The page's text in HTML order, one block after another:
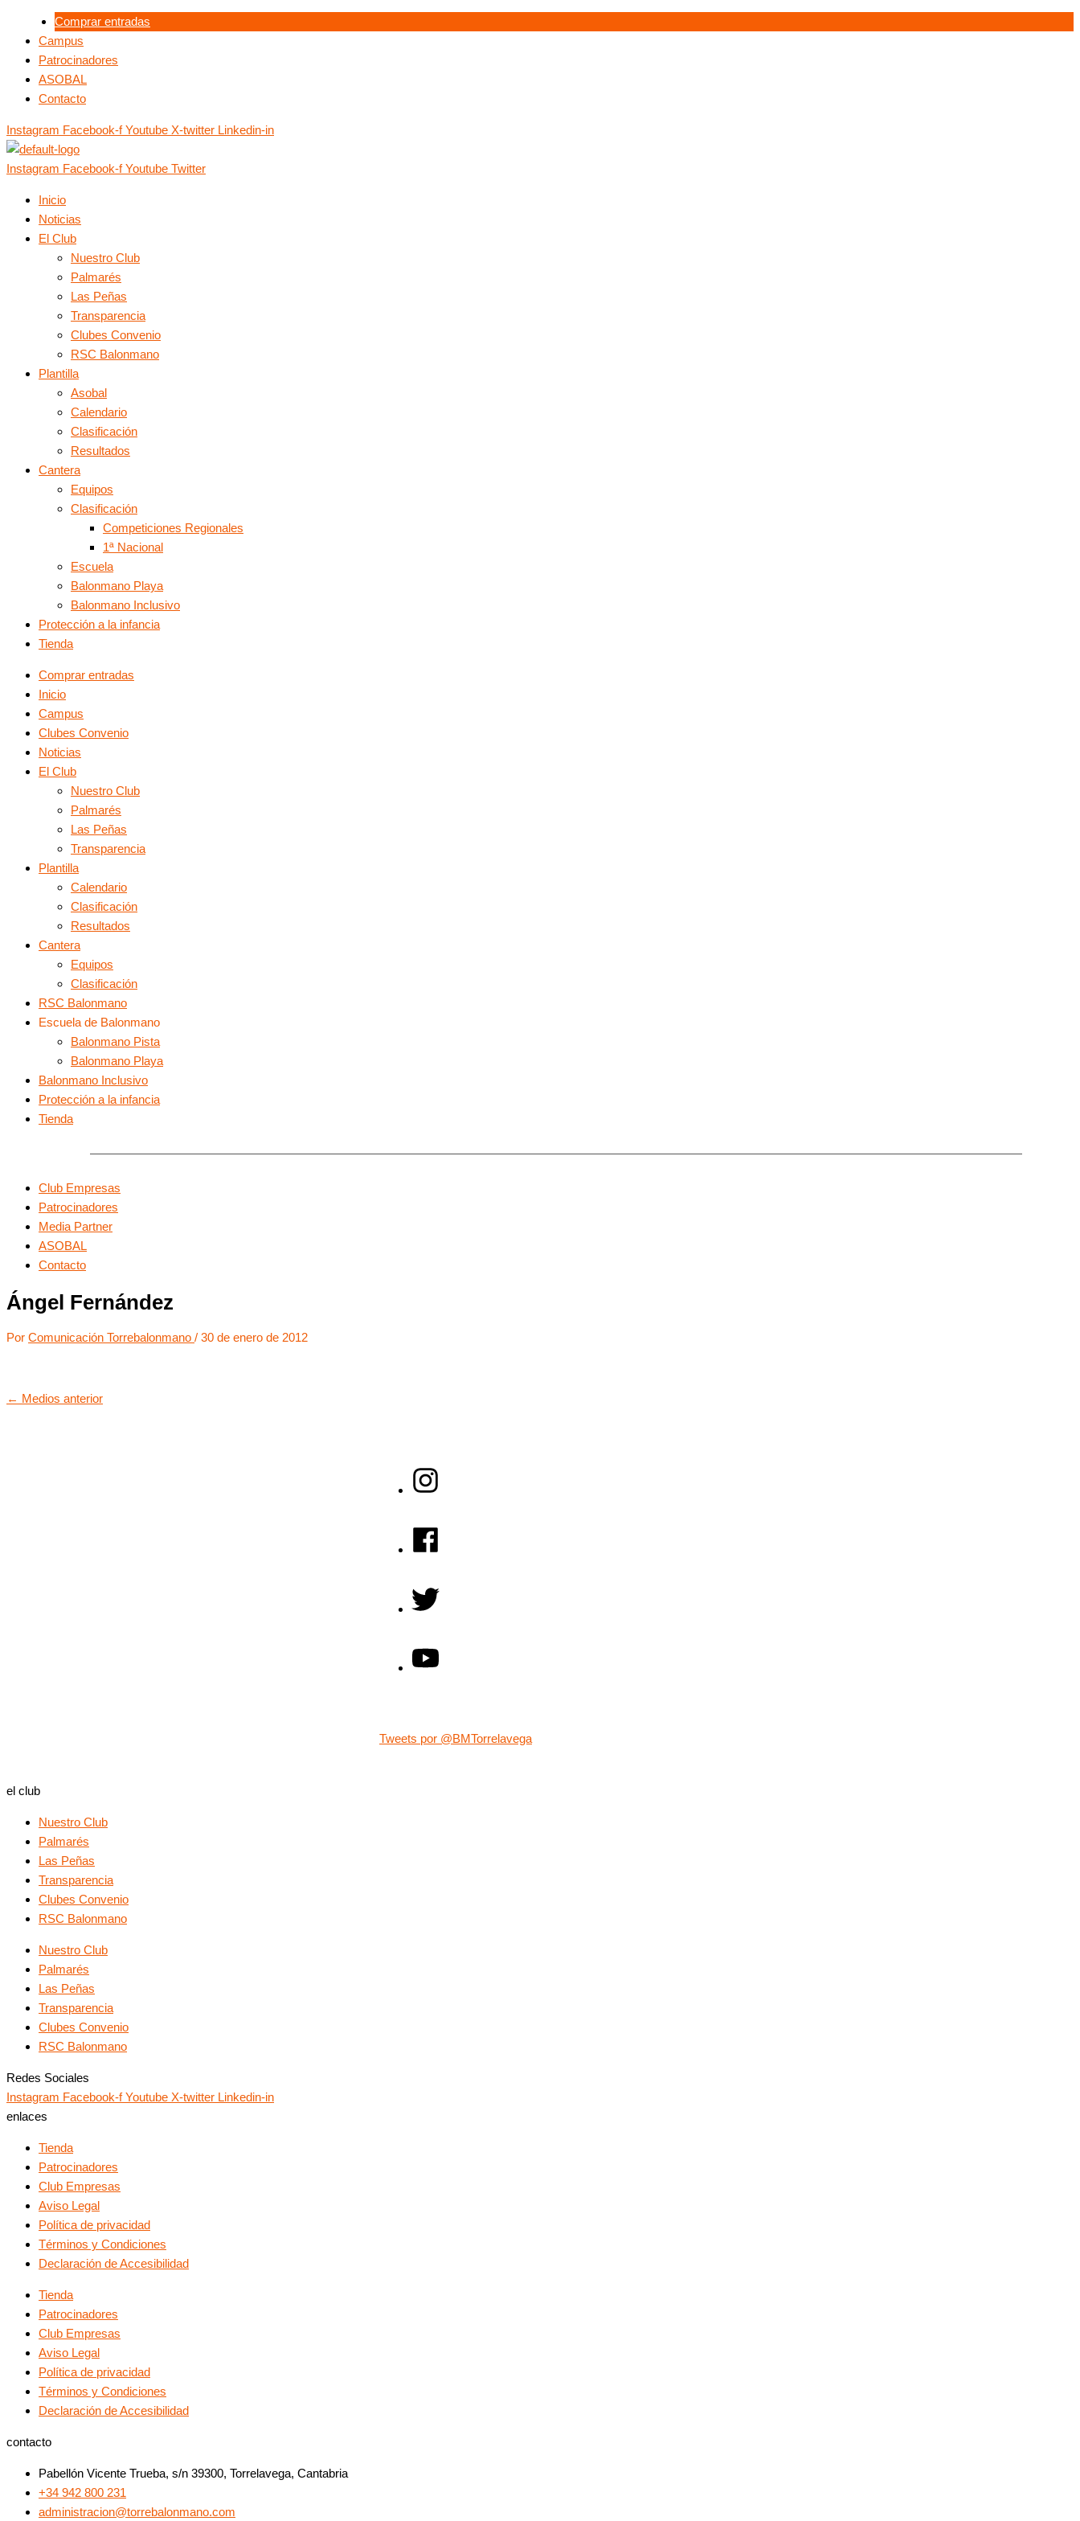
contenido
Comprar entradas
Campus
Patrocinadores
ASOBAL
Contacto
Instagram Facebook-f Youtube X-twitter Linkedin-in
Instagram Facebook-f Youtube Twitter
Inicio
Noticias
El Club
Nuestro Club
Palmarés
Las Peñas
Transparencia
Clubes Convenio
RSC Balonmano
Plantilla
Asobal
Calendario
Clasificación
Resultados
Cantera
Equipos
Clasificación
Competiciones Regionales
1ª Nacional
Escuela
Balonmano Playa
Balonmano Inclusivo
Protección a la infancia
Tienda
Comprar entradas
Inicio
Campus
Clubes Convenio
Noticias
El Club
Nuestro Club
Palmarés
Las Peñas
Transparencia
Plantilla
Calendario
Clasificación
Resultados
Cantera
Equipos
Clasificación
RSC Balonmano
Escuela de Balonmano
Balonmano Pista
Balonmano Playa
Balonmano Inclusivo
Protección a la infancia
Tienda
Club Empresas
Patrocinadores
Media Partner
ASOBAL
Contacto
Ángel Fernández
Por Comunicación Torrebalonmano / 30 de enero de 2012
← Medios anterior
Tweets por @BMTorrelavega
el club
Nuestro Club
Palmarés
Las Peñas
Transparencia
Clubes Convenio
RSC Balonmano
Nuestro Club
Palmarés
Las Peñas
Transparencia
Clubes Convenio
RSC Balonmano
Redes Sociales
Instagram Facebook-f Youtube X-twitter Linkedin-in
enlaces
Tienda
Patrocinadores
Club Empresas
Aviso Legal
Política de privacidad
Términos y Condiciones
Declaración de Accesibilidad
Tienda
Patrocinadores
Club Empresas
Aviso Legal
Política de privacidad
Términos y Condiciones
Declaración de Accesibilidad
contacto
Pabellón Vicente Trueba, s/n 39300, Torrelavega, Cantabria
+34 942 800 231
administracion@torrebalonmano.com